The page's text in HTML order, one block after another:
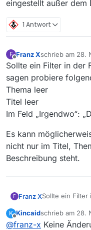
eingestellt außer dem
1 Antwort
F
Offline
Franz Xschrieb am 28.
zuletzt editiert
Sollte ein Filter in der
sagen probiere
Thema leer
Titel leer
Im Feld „Irgendwo“:
Es kann
nicht nur im Titel,
Beschreibung steht.
F Franz XSollte ein
Thema leer
Titel leer
Es kann
dann nicht nur
K
Offline
Kincaidschrieb am 28.
zuletzt editiert
@franz-x Keine